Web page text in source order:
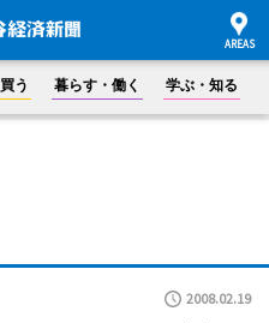
買う 暮らす・働く 学ぶ・知る
2008.02.19